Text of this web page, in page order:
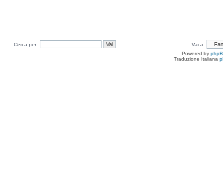
Cerca per:
Vai a:
Powered by
Traduzione Italiana